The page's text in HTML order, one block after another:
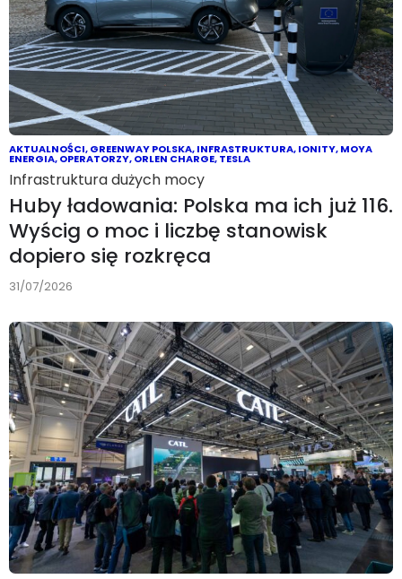
AKTUALNOŚCI,GREENWAY POLSKA,INFRASTRUKTURA,IONITY,MOYA
ENERGIA,OPERATORZY,ORLEN CHARGE,TESLA
Infrastruktura dużych mocy
Huby ładowania: Polska ma ich już 116.
Wyścig o moc i liczbę stanowisk
dopiero się rozkręca
31/07/2026